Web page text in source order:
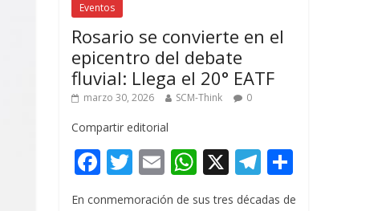
Eventos
Rosario se convierte en el
epicentro del debate
fluvial: Llega el 20° EATF
marzo 30, 2026 SCM-Think 0
Compartir editorial
F T E
m
W X T
el
En conmemoración de sus tres décadas de